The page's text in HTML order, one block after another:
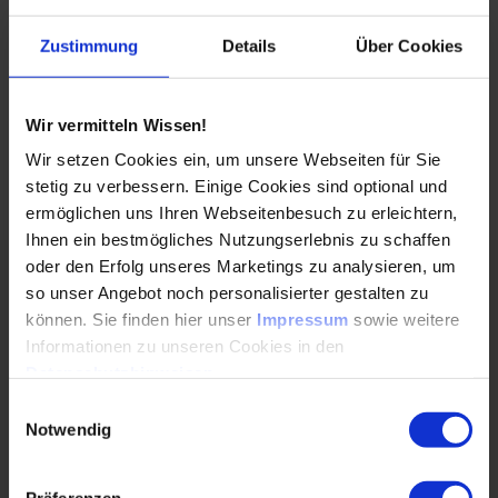
Zustimmung Details Über Cookies
Wir vermitteln Wissen!
Wir setzen Cookies ein, um unsere Webseiten für Sie
stetig zu verbessern. Einige Cookies sind optional und
ermöglichen uns Ihren Webseitenbesuch zu erleichtern,
Ihnen ein bestmögliches Nutzungserlebnis zu schaffen
oder den Erfolg unseres Marketings zu analysieren, um
so unser Angebot noch personalisierter gestalten zu
können. Sie finden hier unser Impressum sowie weitere
Informationen zu unseren Cookies in den
Notwendig
Anwendung der BIM-Methodik über alle Leistungsphasen
hinweg. Unabdingbar sind zudem die verstärkte Ausbildung
von Fachkräften im TGA-Bereich und regelmäßige
den fachlichen Aspekten auch rechtliche und
Über den Autor: